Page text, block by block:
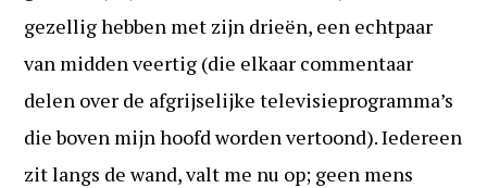
gezellig hebben met zijn drieën, een echtpaar
van midden veertig (die elkaar commentaar
delen over de afgrijselijke televisieprogramma’s
die boven mijn hoofd worden vertoond). Iedereen
zit langs de wand, valt me nu op; geen mens